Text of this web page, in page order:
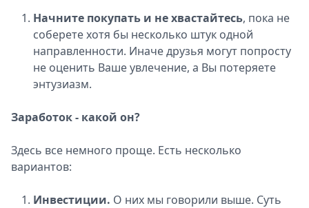
Начните покупать и не хвастайтесь, пока не
соберете хотя бы несколько штук одной
направленности. Иначе друзья могут попросту
не оценить Ваше увлечение, а Вы потеряете
энтузиазм.
Заработок - какой он?
Здесь все немного проще. Есть несколько
вариантов:
Инвестиции. О них мы говорили выше. Суть